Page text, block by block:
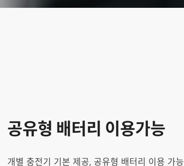
공유형 배터리 이용가능
개별 충전기 기본 제공, 공유형 배터리 이용 가능